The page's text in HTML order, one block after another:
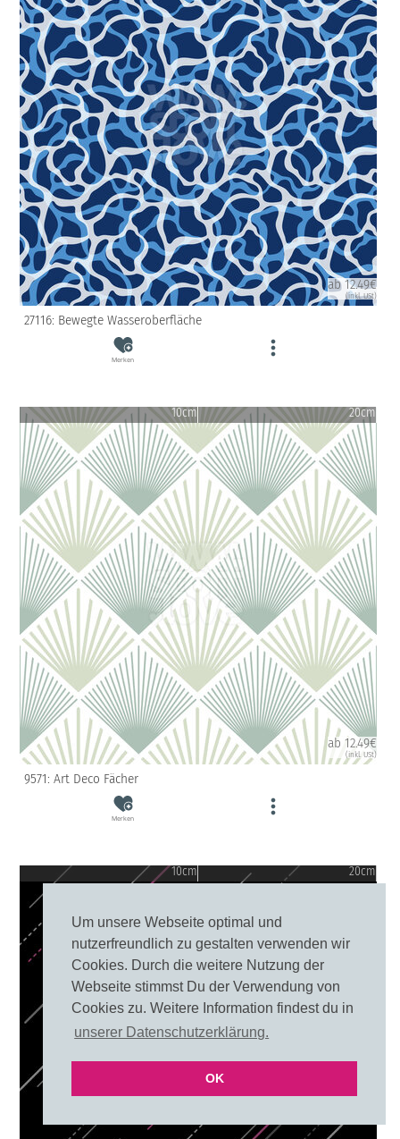
Um unsere Webseite optimal und
nutzerfreundlich zu gestalten verwenden wir
Cookies. Durch die weitere Nutzung der
Webseite stimmst Du der Verwendung von
Cookies zu. Weitere Information findest du in
unserer Datenschutzerklärung.
OK
ab 12.49€
(inkl. USt)
27116: Bewegte Wasseroberfläche
Merken
10cm 20cm
ab 12.49€
(inkl. USt)
9571: Art Deco Fächer
Merken
10cm 20cm